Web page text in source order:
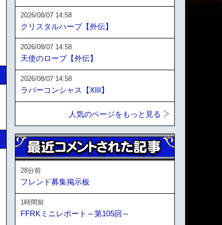
2026/08/07 14:58
クリスタルハープ【外伝】
2026/08/07 14:58
天使のローブ【外伝】
2026/08/07 14:58
ラバーコンシャス【XIII】
人気のページをもっと見る
28分前
フレンド募集掲示板
1時間前
FFRKミニレポート～第105回～